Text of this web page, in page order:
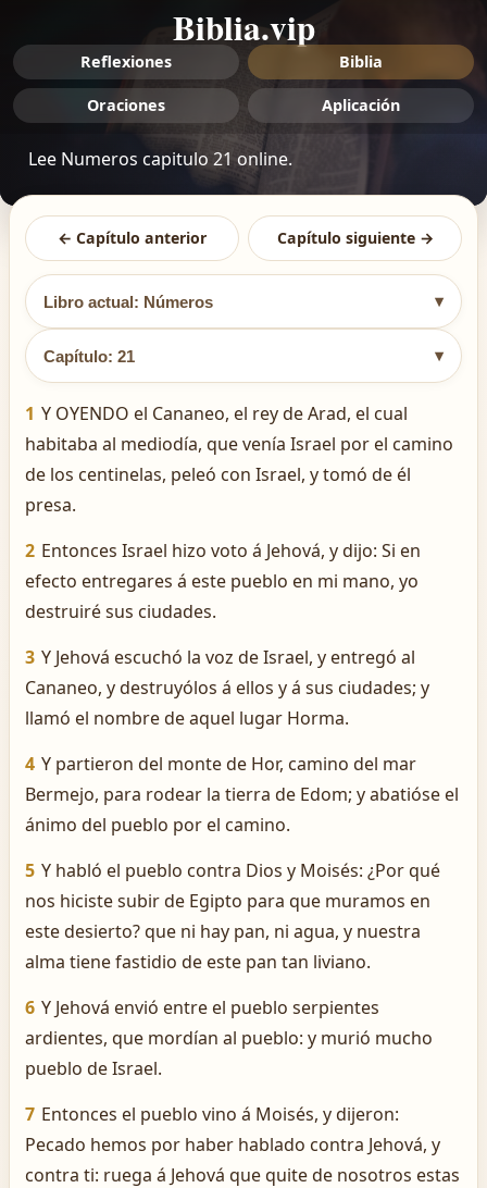
Biblia.vip
Reflexiones Biblia
Oraciones Aplicación
Lee Numeros capitulo 21 online.
← Capítulo anterior Capítulo siguiente →
Libro actual: Números ▾
Capítulo: 21 ▾
1 Y OYENDO el Cananeo, el rey de Arad, el cual
habitaba al mediodía, que venía Israel por el camino
de los centinelas, peleó con Israel, y tomó de él
presa.
2 Entonces Israel hizo voto á Jehová, y dijo: Si en
efecto entregares á este pueblo en mi mano, yo
destruiré sus ciudades.
3 Y Jehová escuchó la voz de Israel, y entregó al
Cananeo, y destruyólos á ellos y á sus ciudades; y
llamó el nombre de aquel lugar Horma.
4 Y partieron del monte de Hor, camino del mar
Bermejo, para rodear la tierra de Edom; y abatióse el
ánimo del pueblo por el camino.
5 Y habló el pueblo contra Dios y Moisés: ¿Por qué
nos hiciste subir de Egipto para que muramos en
este desierto? que ni hay pan, ni agua, y nuestra
alma tiene fastidio de este pan tan liviano.
6 Y Jehová envió entre el pueblo serpientes
ardientes, que mordían al pueblo: y murió mucho
pueblo de Israel.
7 Entonces el pueblo vino á Moisés, y dijeron:
Pecado hemos por haber hablado contra Jehová, y
contra ti: ruega á Jehová que quite de nosotros estas